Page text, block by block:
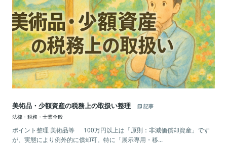
美術品・少額資産の税務上の取扱い整理
記事
法律・税務・士業全般
ポイント整理 美術品等 100万円以上は「原則：非減価償却資産」です
が、実態により例外的に償却可。特に「展示専用・移...